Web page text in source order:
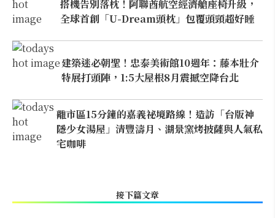
搭機告別落枕！阿聯酋航空經濟艙座椅升級，
全球首創「U-Dream頭枕」包覆頭頸超好睡
建築迷必朝聖！忠泰美術館10週年：藤本壯介
特展打頭陣，1:5大屋根8月震撼空降台北
離市區15分鐘的嘉義祕境路線！造訪「台版神
隱少女湯屋」清豐濤月、湖景窯烤披薩與人氣私
宅咖啡
接下篇文章